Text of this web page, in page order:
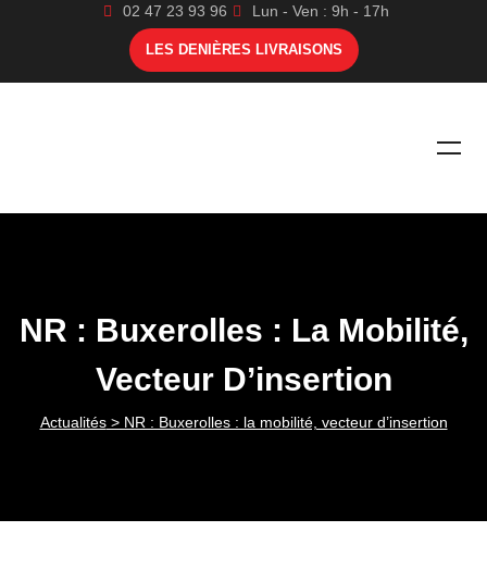
02 47 23 93 96 Lun - Ven : 9h - 17h
LES DENIÈRES LIVRAISONS
NR : Buxerolles : La Mobilité,
Vecteur D’insertion
Actualités> NR : Buxerolles : la mobilité, vecteur d’insertion